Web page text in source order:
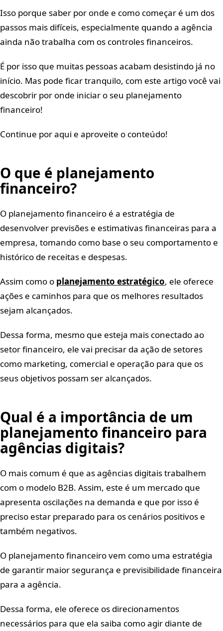
Isso porque saber por onde e como começar é um dos
passos mais difíceis, especialmente quando a agência
ainda não trabalha com os controles financeiros.
É por isso que muitas pessoas acabam desistindo já no
início. Mas pode ficar tranquilo, com este artigo você vai
descobrir por onde iniciar o seu planejamento
financeiro!
Continue por aqui e aproveite o conteúdo!
O que é planejamento
financeiro?
O planejamento financeiro é a estratégia de
desenvolver previsões e estimativas financeiras para a
empresa, tomando como base o seu comportamento e
histórico de receitas e despesas.
Assim como o planejamento estratégico, ele oferece
ações e caminhos para que os melhores resultados
sejam alcançados.
Dessa forma, mesmo que esteja mais conectado ao
setor financeiro, ele vai precisar da ação de setores
como marketing, comercial e operação para que os
seus objetivos possam ser alcançados.
Qual é a importância de um
planejamento financeiro para
agências digitais?
O mais comum é que as agências digitais trabalhem
com o modelo B2B. Assim, este é um mercado que
apresenta oscilações na demanda e que por isso é
preciso estar preparado para os cenários positivos e
também negativos.
O planejamento financeiro vem como uma estratégia
de garantir maior segurança e previsibilidade financeira
para a agência.
Dessa forma, ele oferece os direcionamentos
necessários para que ela saiba como agir diante de